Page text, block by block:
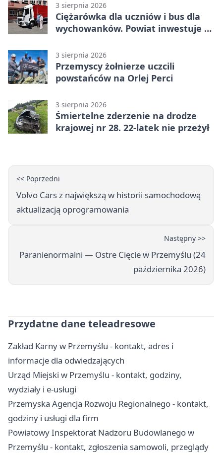
3 sierpnia 2026
Ciężarówka dla uczniów i bus dla
wychowanków. Powiat inwestuje w
3 sierpnia 2026
Przemyscy żołnierze uczcili
powstańców na Orlej Perci
3 sierpnia 2026
Śmiertelne zderzenie na drodze
krajowej nr 28. 22-latek nie przeżył
<< Poprzedni
Volvo Cars z największą w historii samochodową
aktualizacją oprogramowania
Następny >>
Paranienormalni — Ostre Cięcie w Przemyślu (24
października 2026)
Przydatne dane teleadresowe
Zakład Karny w Przemyślu - kontakt, adres i
informacje dla odwiedzających
Urząd Miejski w Przemyślu - kontakt, godziny,
wydziały i e-usługi
Przemyska Agencja Rozwoju Regionalnego - kontakt,
godziny i usługi dla firm
Powiatowy Inspektorat Nadzoru Budowlanego w
Przemyślu - kontakt, zgłoszenia samowoli, przeglądy